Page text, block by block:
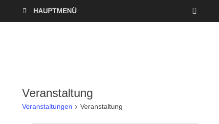
HAUPTMENÜ
Veranstaltung
Veranstaltungen Veranstaltung